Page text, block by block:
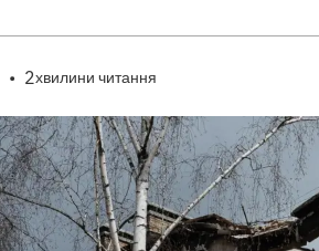
• 2хвилини читання